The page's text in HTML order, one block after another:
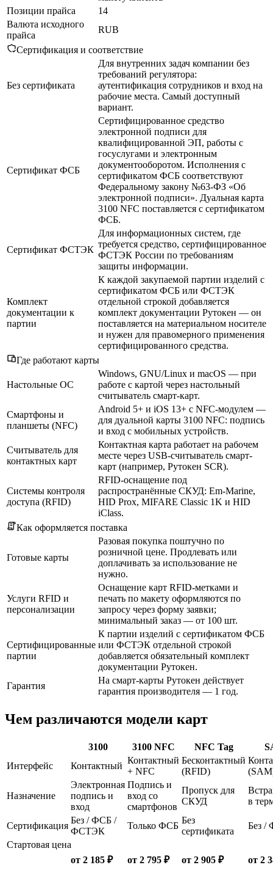
Позиции прайса
14
Валюта исходного
прайса
RUB
Сертификация и соответствие
Без сертификата
Для внутренних задач компании без
требований регулятора:
аутентификация сотрудников и вход на
рабочие места. Самый доступный
вариант.
Сертификат ФСБ
Сертифицированное средство
электронной подписи для
квалифицированной ЭП, работы с
госуслугами и электронным
документооборотом. Исполнения с
сертификатом ФСБ соответствуют
Федеральному закону №63-ФЗ «Об
электронной подписи». Дуальная карта
3100 NFC поставляется с сертификатом
ФСБ.
Сертификат ФСТЭК
Для информационных систем, где
требуется средство, сертифицированное
ФСТЭК России по требованиям
защиты информации.
Комплект
документации к
партии
К каждой закупаемой партии изделий с
сертификатом ФСБ или ФСТЭК
отдельной строкой добавляется
комплект документации Рутокен — он
поставляется на материальном носителе
и нужен для правомерного применения
сертифицированного средства.
Где работают карты
Настольные ОС
Windows, GNU/Linux и macOS — при
работе с картой через настольный
считыватель смарт-карт.
Смартфоны и
планшеты (NFC)
Android 5+ и iOS 13+ с NFC-модулем —
для дуальной карты 3100 NFC: подпись
и вход с мобильных устройств.
Считыватель для
контактных карт
Контактная карта работает на рабочем
месте через USB-считыватель смарт-
карт (например, Рутокен SCR).
Системы контроля
доступа (RFID)
RFID-оснащение под
распространённые СКУД: Em-Marine,
HID Prox, MIFARE Classic 1K и HID
iClass.
Как оформляется поставка
Готовые карты
Разовая покупка поштучно по
розничной цене. Продлевать или
доплачивать за использование не
нужно.
Услуги RFID и
персонализации
Оснащение карт RFID-метками и
печать по макету оформляются по
запросу через форму заявки;
минимальный заказ — от 100 шт.
Сертифицированные
партии
К партии изделий с сертификатом ФСБ
или ФСТЭК отдельной строкой
добавляется обязательный комплект
документации Рутокен.
Гарантия
На смарт-карты Рутокен действует
гарантия производителя — 1 год.
Чем различаются модели карт
3100 3100 NFC NFC Tag
Интерфейс
Контактный
Контактный
+ NFC
Бесконтактный
(RFID)
Назначение
Электронная
подпись и
вход
Подпись и
вход со
смартфонов
Пропуск для
СКУД
в
Сертификация
Без / ФСБ /
ФСТЭК
Только ФСБ
Без
сертификата
Без /
Стартовая цена
от 2 185 ₽
от 2 795 ₽ от 2 905 ₽ от 2